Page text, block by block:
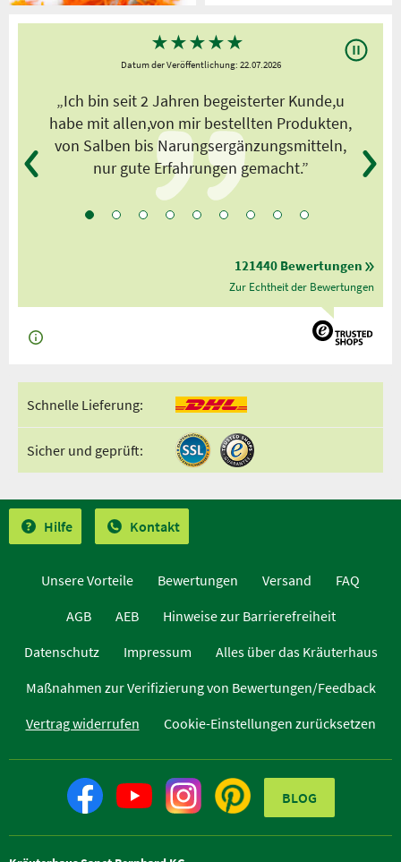
★★★★★
Datum der Veröffentlichung: 22.07.2026
„Ich bin seit 2 Jahren begeisterter Kunde,u
habe mit allen,von mir bestellten Produkten,
von Salben bis Narungsergänzungsmitteln,
nur gute Erfahrungen gemacht.”
121440 Bewertungen
Zur Echtheit der Bewertungen
Schnelle Lieferung:
Sicher und geprüft:
Hilfe Kontakt
Unsere Vorteile Bewertungen Versand
FAQ
AGB
AEB
Hinweise zur Barrierefreiheit
Datenschutz
Impressum
Alles über das Kräuterhaus
Maßnahmen zur Verifizierung von Bewertungen/Feedback
Vertrag widerrufen
Cookie-Einstellungen zurücksetzen
BLOG